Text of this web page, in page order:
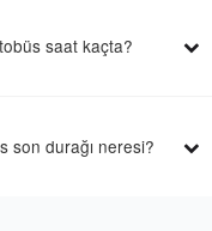
saat kaçta?
son durağı neresi?